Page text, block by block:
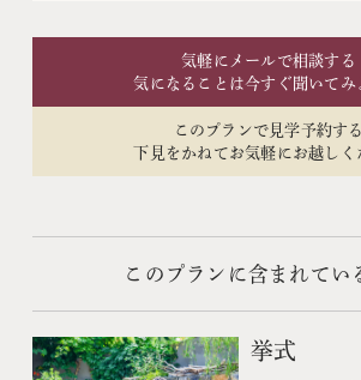
気軽にメールで相談する
気になることは今すぐ聞いてみ
このプランで見学予約する
下見をかねてお気軽にお越しく
このプランに含まれてい
挙式